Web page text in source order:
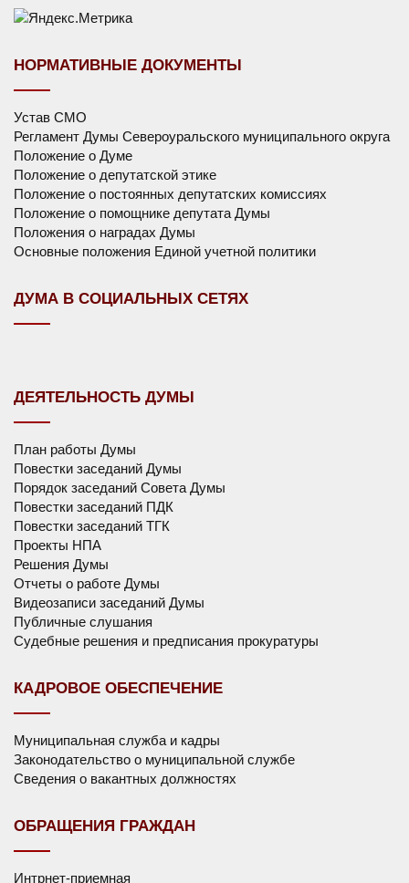
НОРМАТИВНЫЕ ДОКУМЕНТЫ
Устав СМО
Регламент Думы Североуральского муниципального округа
Положение о Думе
Положение о депутатской этике
Положение о постоянных депутатских комиссиях
Положение о помощнике депутата Думы
Положения о наградах Думы
Основные положения Единой учетной политики
ДУМА В СОЦИАЛЬНЫХ СЕТЯХ
ДЕЯТЕЛЬНОСТЬ ДУМЫ
План работы Думы
Повестки заседаний Думы
Порядок заседаний Совета Думы
Повестки заседаний ПДК
Повестки заседаний ТГК
Проекты НПА
Решения Думы
Отчеты о работе Думы
Видеозаписи заседаний Думы
Публичные слушания
Судебные решения и предписания прокуратуры
КАДРОВОЕ ОБЕСПЕЧЕНИЕ
Муниципальная служба и кадры
Законодательство о муниципальной службе
Сведения о вакантных должностях
ОБРАЩЕНИЯ ГРАЖДАН
Интрнет-приемная